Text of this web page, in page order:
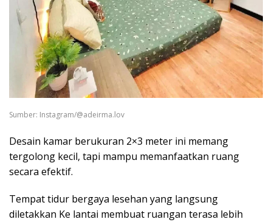
Sumber: Instagram/@adeirma.lov
Desain kamar berukuran 2×3 meter ini memang
tergolong kecil, tapi mampu memanfaatkan ruang
secara efektif.
Tempat tidur bergaya lesehan yang langsung
diletakkan Ke lantai membuat ruangan terasa lebih